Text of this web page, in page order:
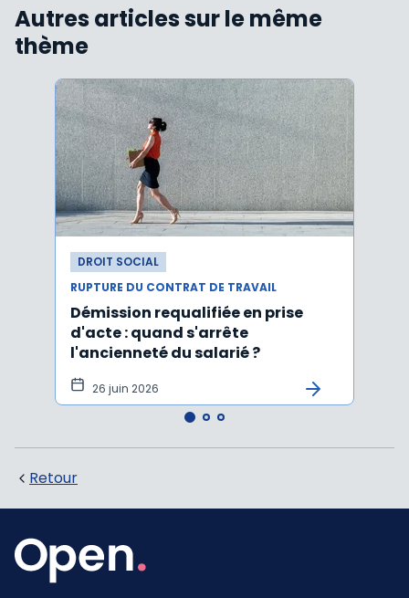
Autres articles sur le même
thème
DROIT SOCIAL
RUPTURE DU CONTRAT DE TRAVAIL
Démission requalifiée en prise
d'acte : quand s'arrête
l'ancienneté du salarié ?
26 juin 2026
Retour